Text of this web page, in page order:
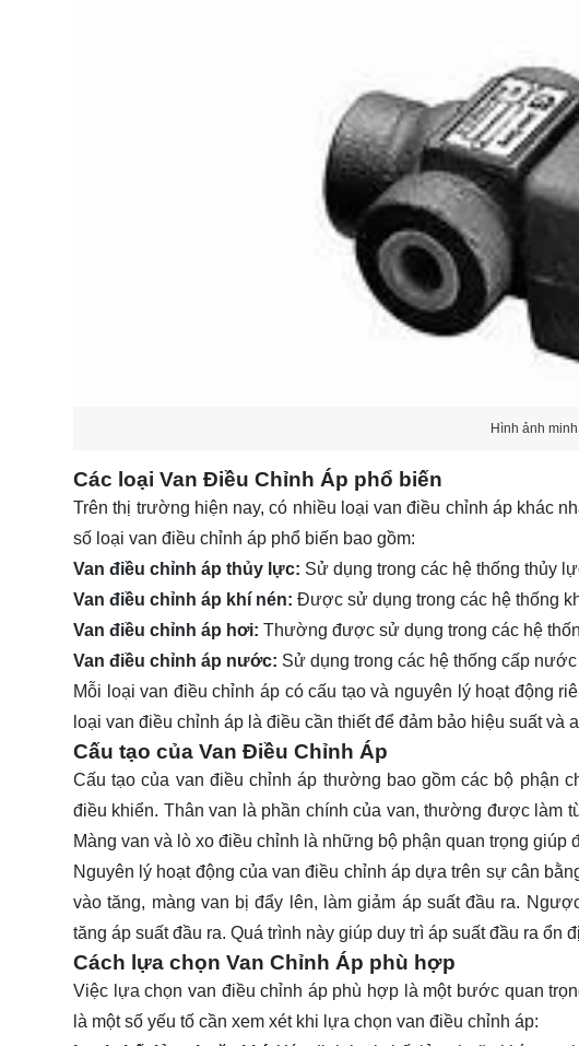
Hình ảnh
Các loại Van Điều Chỉnh Áp phổ biến
Trên thị trường hiện nay, có nhiều loại van điều chỉnh áp khác
số loại van điều chỉnh áp phổ biến bao gồm:
Van điều chỉnh áp thủy lực: Sử dụng trong các hệ thống thủy
Van điều chỉnh áp khí nén: Được sử dụng trong các hệ thống
Van điều chỉnh áp hơi: Thường được sử dụng trong các hệ
Van điều chỉnh áp nước: Sử dụng trong các hệ thống cấp
Mỗi loại van điều chỉnh áp có cấu tạo và nguyên lý hoạt động
loại van điều chỉnh áp là điều cần thiết để đảm bảo hiệu suất và
Cấu tạo của Van Điều Chỉnh Áp
Cấu tạo của van điều chỉnh áp thường bao gồm các bộ phận
điều khiển. Thân van là phần chính của van, thường được làm
Màng van và lò xo điều chỉnh là những bộ phận quan trọng giúp
Nguyên lý hoạt động của van điều chỉnh áp dựa trên sự cân
vào tăng, màng van bị đẩy lên, làm giảm áp suất đầu ra.
tăng áp suất đầu ra. Quá trình này giúp duy trì áp suất đầu ra ổn
Cách lựa chọn Van Chỉnh Áp phù hợp
Việc lựa chọn van điều chỉnh áp phù hợp là một bước quan
là một số yếu tố cần xem xét khi lựa chọn van điều chỉnh áp: